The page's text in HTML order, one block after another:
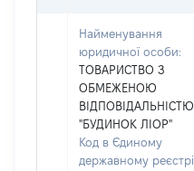
Найменування
юридичної особи:
ТОВАРИСТВО З
ОБМЕЖЕНОЮ
ВІДПОВІДАЛЬНІСТЮ
"БУДИНОК ЛІОР"
Код в Єдиному
державному реєстрі